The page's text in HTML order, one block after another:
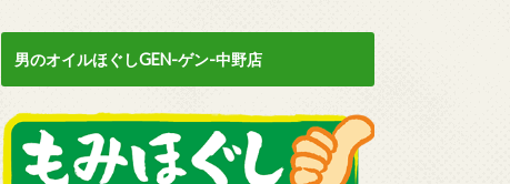
男のオイルほぐしGEN-ゲン-中野店